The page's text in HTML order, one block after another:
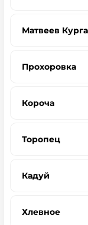
Матвеев
Прохоровка
Короча
Торопец
Кадуй
Хлевное